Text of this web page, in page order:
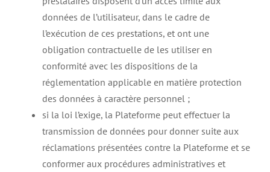
données de l’utilisateur, dans le cadre de
l’exécution de ces prestations, et ont une
obligation contractuelle de les utiliser en
conformité avec les dispositions de la
réglementation applicable en matière protection
des données à caractère personnel ;
si la loi l’exige, la Plateforme peut effectuer la
transmission de données pour donner suite aux
réclamations présentées contre la Plateforme et se
conformer aux procédures administratives et